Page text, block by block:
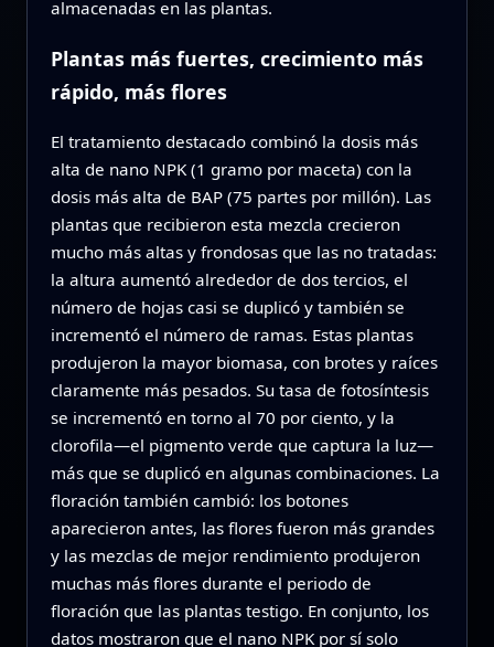
almacenadas en las plantas.
Plantas más fuertes, crecimiento más
rápido, más flores
El tratamiento destacado combinó la dosis más
alta de nano NPK (1 gramo por maceta) con la
dosis más alta de BAP (75 partes por millón). Las
plantas que recibieron esta mezcla crecieron
mucho más altas y frondosas que las no tratadas:
la altura aumentó alrededor de dos tercios, el
número de hojas casi se duplicó y también se
incrementó el número de ramas. Estas plantas
produjeron la mayor biomasa, con brotes y raíces
claramente más pesados. Su tasa de fotosíntesis
se incrementó en torno al 70 por ciento, y la
clorofila—el pigmento verde que captura la luz—
más que se duplicó en algunas combinaciones. La
floración también cambió: los botones
aparecieron antes, las flores fueron más grandes
y las mezclas de mejor rendimiento produjeron
muchas más flores durante el periodo de
floración que las plantas testigo. En conjunto, los
datos mostraron que el nano NPK por sí solo